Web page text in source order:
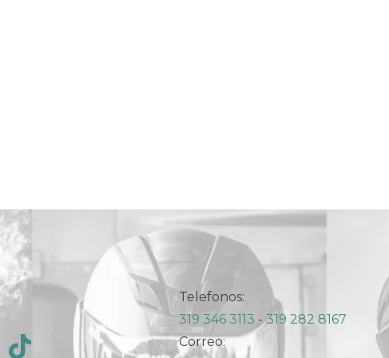
Telefonos:
319 346 3113 -319 282 8167
Correo: